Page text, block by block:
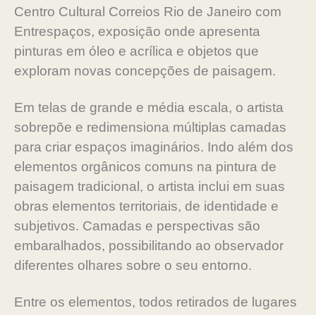
Centro Cultural Correios Rio de Janeiro com
Entrespaços, exposição onde apresenta
pinturas em óleo e acrílica e objetos que
exploram novas concepções de paisagem.
Em telas de grande e média escala, o artista
sobrepõe e redimensiona múltiplas camadas
para criar espaços imaginários. Indo além dos
elementos orgânicos comuns na pintura de
paisagem tradicional, o artista inclui em suas
obras elementos territoriais, de identidade e
subjetivos. Camadas e perspectivas são
embaralhados, possibilitando ao observador
diferentes olhares sobre o seu entorno.
Entre os elementos, todos retirados de lugares